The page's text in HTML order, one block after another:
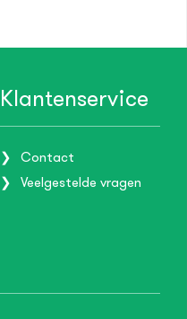
Klantenservice
Contact
Veelgestelde vragen